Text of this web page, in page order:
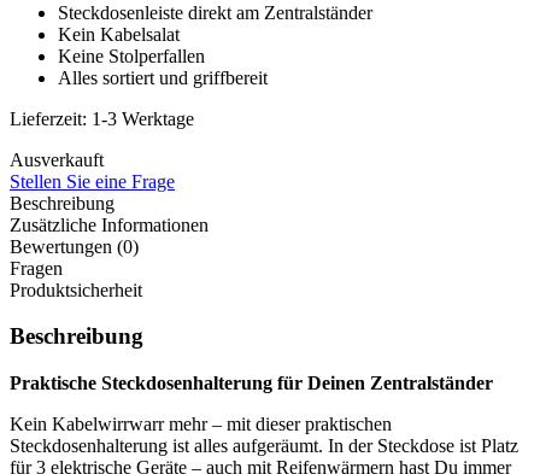
Steckdosenleiste direkt am Zentralständer
Kein Kabelsalat
Keine Stolperfallen
Alles sortiert und griffbereit
Lieferzeit: 1-3 Werktage
Ausverkauft
Stellen Sie eine Frage
Beschreibung
Zusätzliche Informationen
Bewertungen (0)
Fragen
Produktsicherheit
Beschreibung
Praktische Steckdosenhalterung für Deinen Zentralständer
Kein Kabelwirrwarr mehr – mit dieser praktischen
Steckdosenhalterung ist alles aufgeräumt. In der Steckdose ist Platz
für 3 elektrische Geräte – auch mit Reifenwärmern hast Du immer